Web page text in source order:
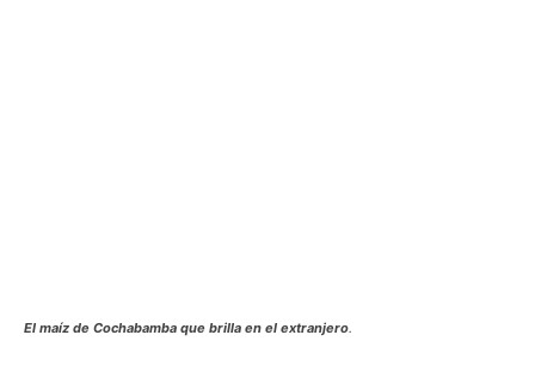
El maíz de Cochabamba que brilla en el extranjero.